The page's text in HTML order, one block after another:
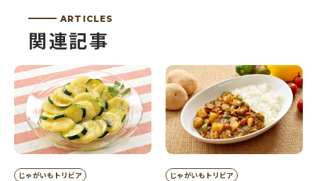
ARTICLES
関連記事
じゃがいもトリビア じゃがいもトリビア